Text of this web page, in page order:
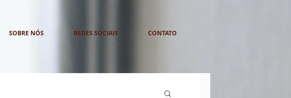
SOBRE NÓS REDES SOCIAIS CONTATO